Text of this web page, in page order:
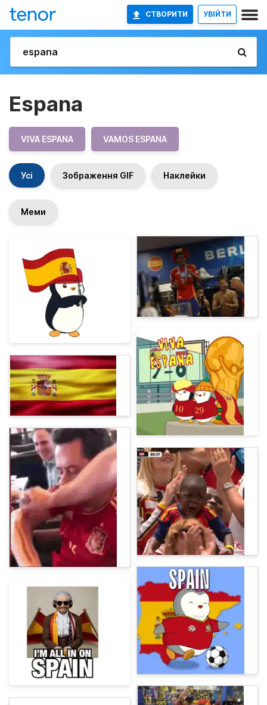
СТВОРИТИ УВІЙТИ
Espana
VIVA ESPANA VAMOS ESPANA
Усі Зображення GIF Наклейки
Меми